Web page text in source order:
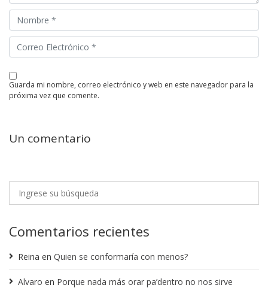
guarda mi nombre, correo electrónico y web en este navegador para la
próxima vez que comente.
Un comentario
Comentarios recientes
Reina en Quien se conformaría con menos?
Alvaro en Porque nada más orar pa’dentro no nos sirve